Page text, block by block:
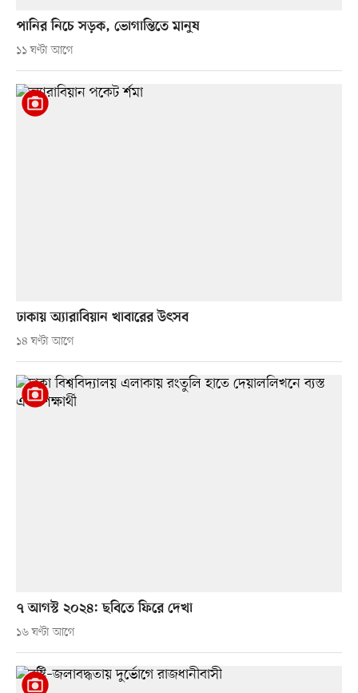
পানির নিচে সড়ক, ভোগান্তিতে মানুষ
১১ ঘণ্টা আগে
ঢাকায় অ্যারাবিয়ান খাবারের উৎসব
১৪ ঘণ্টা আগে
৭ আগস্ট ২০২৪: ছবিতে ফিরে দেখা
১৬ ঘণ্টা আগে